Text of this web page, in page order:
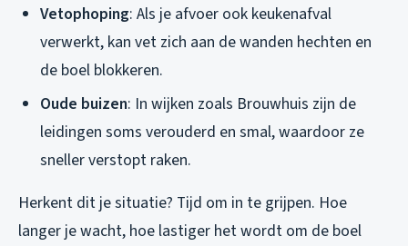
Vetophoping: Als je afvoer ook keukenafval
verwerkt, kan vet zich aan de wanden hechten en
de boel blokkeren.
Oude buizen: In wijken zoals Brouwhuis zijn de
leidingen soms verouderd en smal, waardoor ze
sneller verstopt raken.
Herkent dit je situatie? Tijd om in te grijpen. Hoe
langer je wacht, hoe lastiger het wordt om de boel